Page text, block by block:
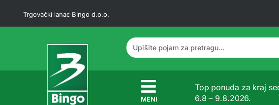
Trgovački lanac Bingo d.o.o.
MENI
Top ponuda za kraj
6.8 – 9.8.2026.